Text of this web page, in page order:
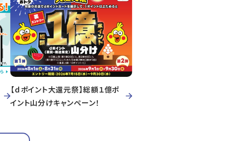
【ｄポイント大還元祭】総額１億ポ
イント山分けキャンペーン！